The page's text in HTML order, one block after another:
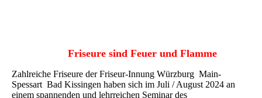
Friseure sind Feuer und Flamme
Zahlreiche Friseure der Friseur-Innung Würzburg Main-
Spessart Bad Kissingen haben sich im Juli / August 2024 an
einem spannenden und lehrreichen Seminar des